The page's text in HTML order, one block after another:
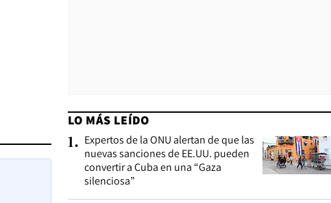
LO MÁS LEÍDO
1. Expertos de la ONU alertan de que las
nuevas sanciones de EE.UU. pueden
convertir a Cuba en una “Gaza
silenciosa”